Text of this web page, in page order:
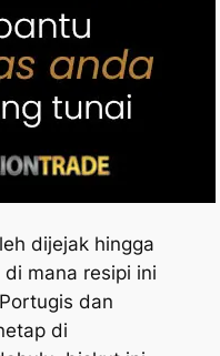
dijejak hingga
mana resipi ini
dan
di